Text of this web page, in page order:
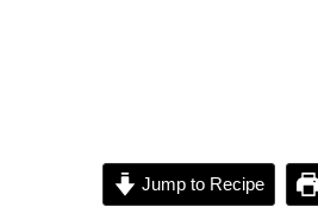
Jump to Recipe